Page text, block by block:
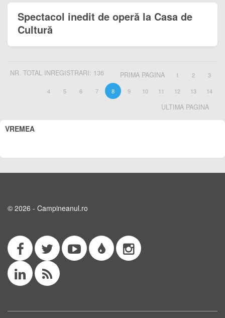
Spectacol inedit de operă la Casa de
Cultură
NR. TOTAL INREGISTRARI: 136 PRIMA PAGINA 1 2
3
4
5 6 7 8 9 10 11 12 13 14
ULTIMA PAGINA
VREMEA
© 2026 - Campineanul.ro